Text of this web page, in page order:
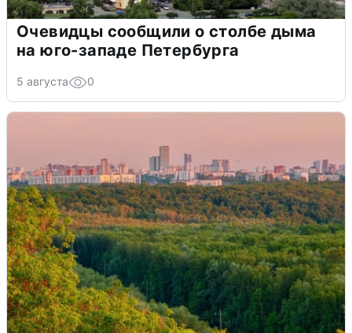
Очевидцы сообщили о столбе дыма
на юго-западе Петербурга
5 августа 0